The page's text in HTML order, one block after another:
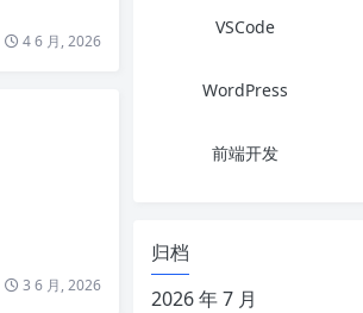
4 6 月, 2026
3 6 月, 2026
VSCode
WordPress
前端开发
归档
2026 年 7 月